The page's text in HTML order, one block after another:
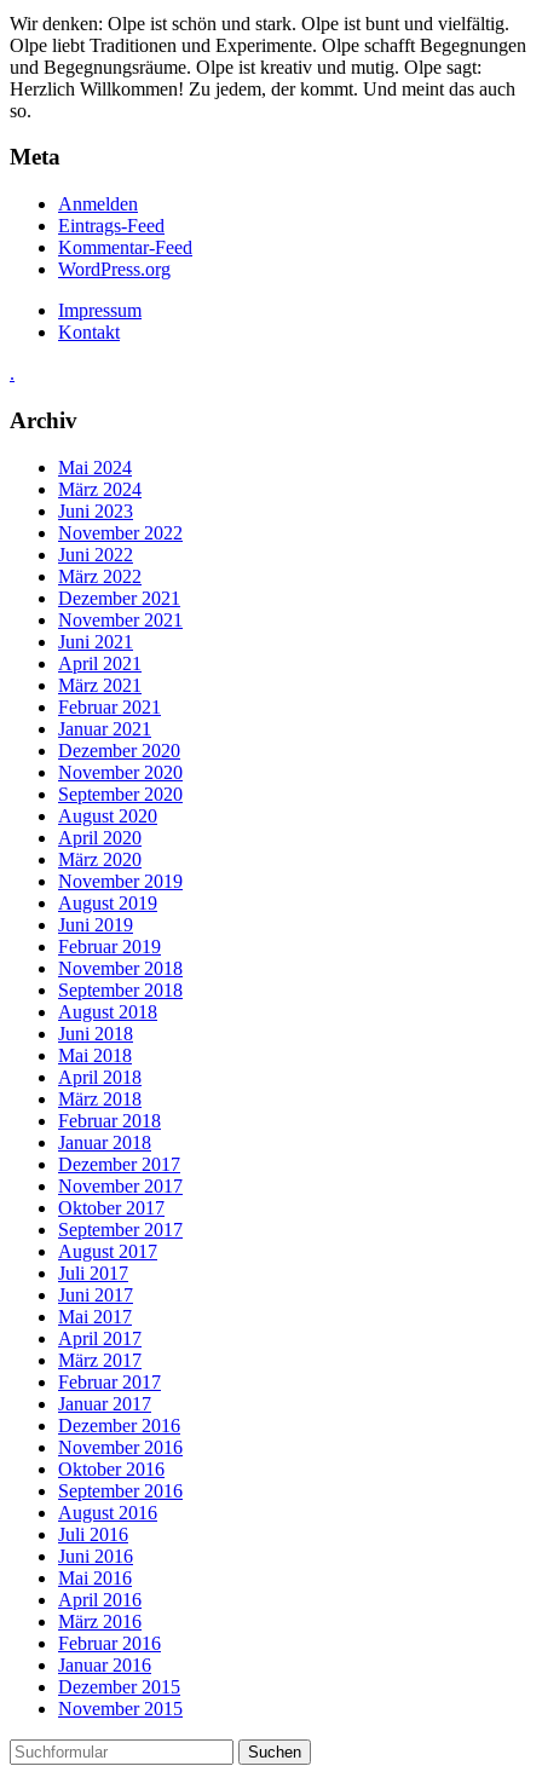
Wir denken: Olpe ist schön und stark. Olpe ist bunt und vielfältig.
Olpe liebt Traditionen und Experimente. Olpe schafft Begegnungen
und Begegnungsräume. Olpe ist kreativ und mutig. Olpe sagt:
Herzlich Willkommen! Zu jedem, der kommt. Und meint das auch
so.
Meta
Anmelden
Eintrags-Feed
Kommentar-Feed
WordPress.org
Impressum
Kontakt
.
Archiv
Mai 2024
März 2024
Juni 2023
November 2022
Juni 2022
März 2022
Dezember 2021
November 2021
Juni 2021
April 2021
März 2021
Februar 2021
Januar 2021
Dezember 2020
November 2020
September 2020
August 2020
April 2020
März 2020
November 2019
August 2019
Juni 2019
Februar 2019
November 2018
September 2018
August 2018
Juni 2018
Mai 2018
April 2018
März 2018
Februar 2018
Januar 2018
Dezember 2017
November 2017
Oktober 2017
September 2017
August 2017
Juli 2017
Juni 2017
Mai 2017
April 2017
März 2017
Februar 2017
Januar 2017
Dezember 2016
November 2016
Oktober 2016
September 2016
August 2016
Juli 2016
Juni 2016
Mai 2016
April 2016
März 2016
Februar 2016
Januar 2016
Dezember 2015
November 2015